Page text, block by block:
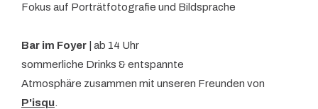
Fokus auf Porträtfotografie und Bildsprache
Bar im Foyer
| ab 14 Uhr
sommerliche Drinks & entspannte
Atmosphäre zusammen mit unseren Freunden von
P'isqu